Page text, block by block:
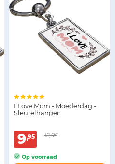
I Love Mom - Moederdag -
Sleutelhanger
9 95 12,95
Op voorraad